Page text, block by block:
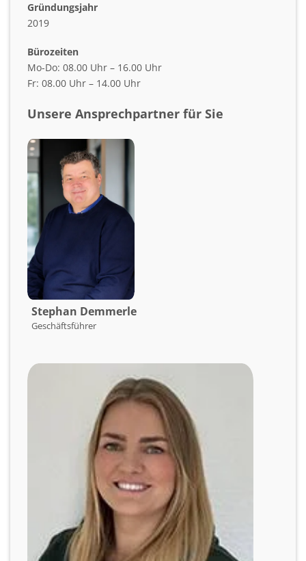
Gründungsjahr
2019
Bürozeiten
Mo-Do: 08.00 Uhr – 16.00 Uhr
Fr: 08.00 Uhr – 14.00 Uhr
Unsere Ansprechpartner für Sie
Stephan Demmerle
Geschäftsführer